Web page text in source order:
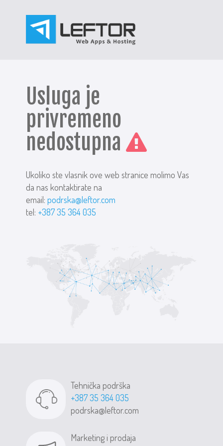
Usluga je
privremeno
nedostupna
Ukoliko ste vlasnik ove web stranice molimo Vas
da nas kontaktirate na
email:podrska@leftor.com
tel: +387 35 364 035
Tehnička podrška
+387 35 364 035
podrska@leftor.com
Marketing i prodaja